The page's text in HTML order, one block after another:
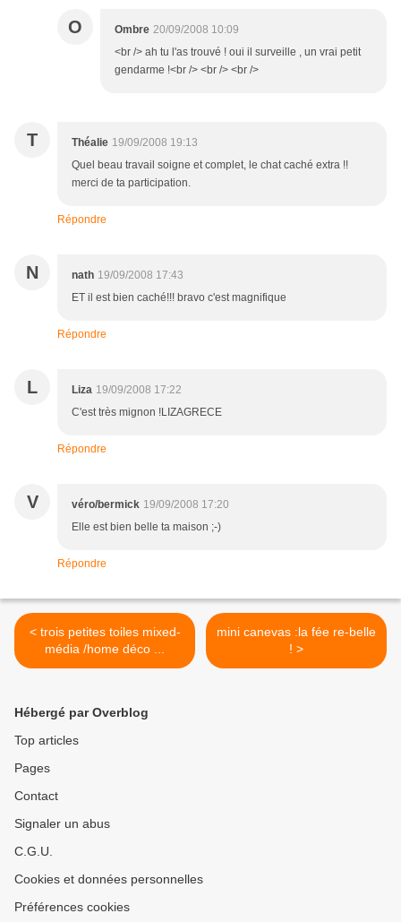
O Ombre 20/09/2008 10:09
<br /> ah tu l'as trouvé ! oui il surveille , un vrai petit
gendarme !<br /> <br /> <br />
T Théalie 19/09/2008 19:13
Quel beau travail soigne et complet, le chat caché extra !!
merci de ta participation.
Répondre
N nath 19/09/2008 17:43
ET il est bien caché!!! bravo c'est magnifique
Répondre
L Liza 19/09/2008 17:22
C'est très mignon !LIZAGRECE
Répondre
V véro/bermick 19/09/2008 17:20
Elle est bien belle ta maison ;-)
Répondre
< trois petites toiles mixed-
média /home déco ...
mini canevas :la fée re-belle
! >
Hébergé par Overblog
Top articles
Pages
Contact
Signaler un abus
C.G.U.
Cookies et données personnelles
Préférences cookies